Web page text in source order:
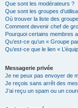
Que sont les modérateurs ?
Que sont les groupes
Où trouver la liste des
Comment devenir chef de
Pourquoi certains membres
Qu’est-ce qu’un « Groupe
Qu’est-ce que le lien «
Messagerie privée
Je ne peux pas envoyer de
Je reçois sans arrêt des
J’ai reçu un spam ou un